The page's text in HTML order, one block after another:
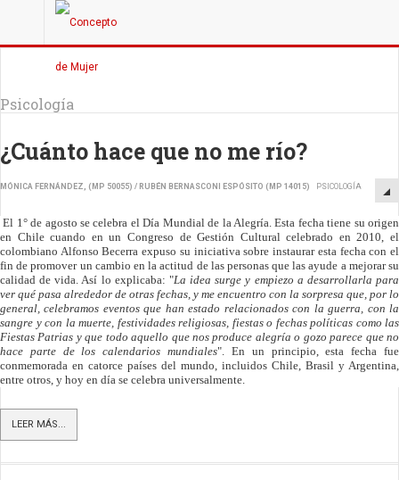
Psicología
¿Cuánto hace que no me río?
MÓNICA FERNÁNDEZ, (MP 50055) / RUBÉN BERNASCONI ESPÓSITO (MP 14015) PSICOLOGÍA
El 1° de agosto se celebra el Día Mundial de la Alegría. Esta fecha tiene su origen
en Chile cuando en un Congreso de Gestión Cultural celebrado en 2010, el
colombiano Alfonso Becerra expuso su iniciativa sobre instaurar esta fecha con el
fin de promover un cambio en la actitud de las personas que las ayude a mejorar su
calidad de vida. Así lo explicaba: "La idea surge y empiezo a desarrollarla para
ver qué pasa alrededor de otras fechas, y me encuentro con la sorpresa que, por lo
general, celebramos eventos que han estado relacionados con la guerra, con la
sangre y con la muerte, festividades religiosas, fiestas o fechas políticas como las
Fiestas Patrias y que todo aquello que nos produce alegría o gozo parece que no
hace parte de los calendarios mundiales". En un principio, esta fecha fue
conmemorada en catorce países del mundo, incluidos Chile, Brasil y Argentina,
entre otros, y hoy en día se celebra universalmente.
LEER MÁS...